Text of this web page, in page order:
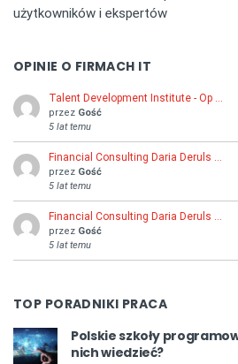
użytkowników i ekspertów
OPINIE O FIRMACH IT
Talent Development Institute - Op …
przez Gość
5 lat temu
Financial Consulting Daria Deruls …
przez Gość
5 lat temu
Financial Consulting Daria Deruls …
przez Gość
5 lat temu
TOP PORADNIKI PRACA
Polskie szkoły
nich wiedzieć?